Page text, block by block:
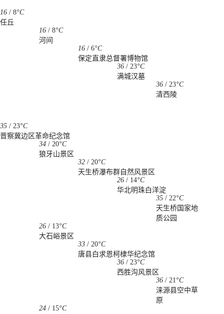
16 / 8°C
任丘
16 / 8°C
河间
16 / 6°C
保定直隶总督署博物馆
36 / 23°C
满城汉墓
36 / 23°C
清西陵
35 / 23°C
晋察冀边区革命纪念馆
34 / 20°C
狼牙山景区
32 / 20°C
天生桥瀑布群自然风景区
26 / 14°C
华北明珠白洋淀
35 / 22°C
天生桥国家地
质公园
26 / 13°C
大石峪景区
33 / 20°C
唐县白求恩柯棣华纪念馆
36 / 23°C
西胜沟风景区
36 / 21°C
涞源县空中草
原
24 / 15°C